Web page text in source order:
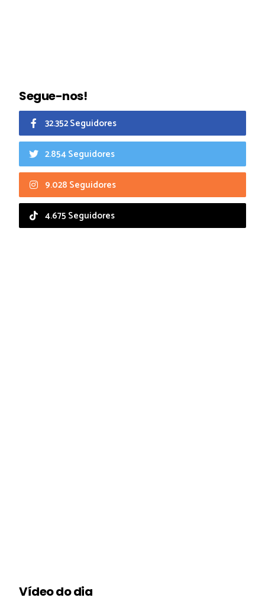
Segue-nos!
32.352 Seguidores
2.854 Seguidores
9.028 Seguidores
4.675 Seguidores
Vídeo do dia